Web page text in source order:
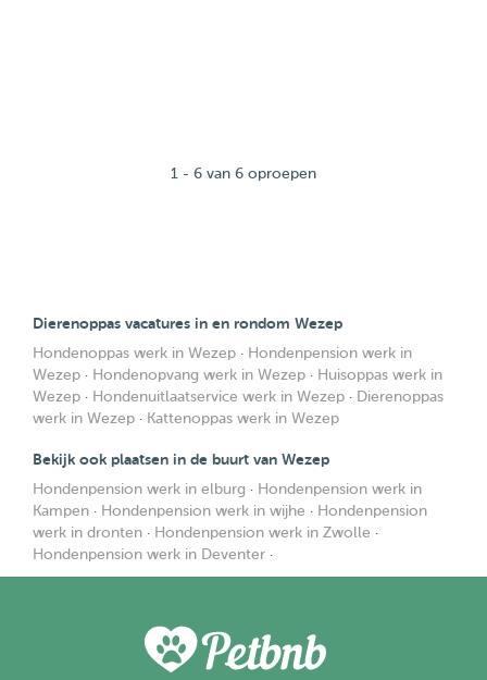
1 - 6 van 6 oproepen
Dierenoppas vacatures in en rondom Wezep
Hondenoppas werk in Wezep · Hondenpension werk in
Wezep · Hondenopvang werk in Wezep · Huisoppas werk in
Wezep · Hondenuitlaatservice werk in Wezep · Dierenoppas
werk in Wezep · Kattenoppas werk in Wezep
Bekijk ook plaatsen in de buurt van Wezep
Hondenpension werk in elburg · Hondenpension werk in
Kampen · Hondenpension werk in wijhe · Hondenpension
werk in dronten · Hondenpension werk in Zwolle ·
Hondenpension werk in Deventer ·